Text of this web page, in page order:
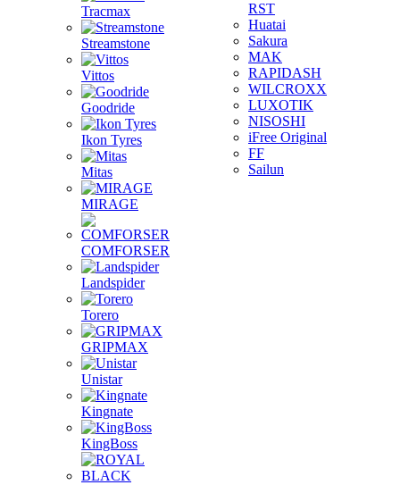
Tracmax
Streamstone
Vittos
Goodride
Ikon Tyres
Mitas
MIRAGE
COMFORSER
Landspider
Torero
GRIPMAX
Unistar
Kingnate
KingBoss
RST
Huatai
Sakura
MAK
RAPIDASH
WILCROXX
LUXOTIK
NISOSHI
iFree Original
FF
Sailun